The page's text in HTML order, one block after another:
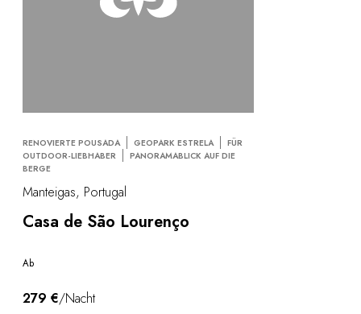
RENOVIERTE POUSADA GEOPARK ESTRELA
FÜR
OUTDOOR-LIEBHABER
PANORAMABLICK AUF DIE
BERGE
Manteigas, Portugal
Casa de São Lourenço
Ab
279 €/Nacht